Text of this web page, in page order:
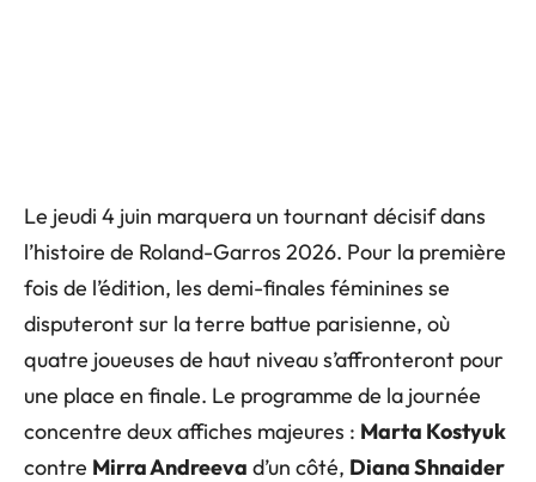
Le jeudi 4 juin marquera un tournant décisif dans
l’histoire de Roland-Garros 2026. Pour la première
fois de l’édition, les demi-finales féminines se
disputeront sur la terre battue parisienne, où
quatre joueuses de haut niveau s’affronteront pour
une place en finale. Le programme de la journée
concentre deux affiches majeures : Marta Kostyuk
contre Mirra Andreeva d’un côté, Diana Shnaider